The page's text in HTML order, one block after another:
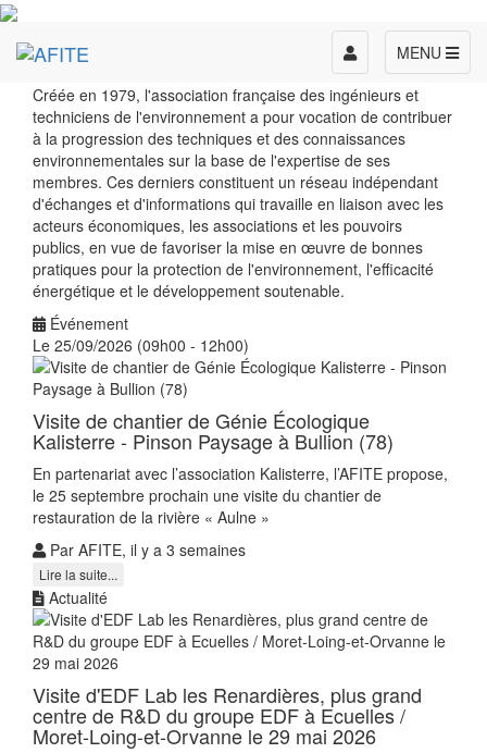
MENU
Toggle
navigation
Créée en 1979, l'association française des ingénieurs et
techniciens de l'environnement a pour vocation de contribuer
à la progression des techniques et des connaissances
environnementales sur la base de l'expertise de ses
membres. Ces derniers constituent un réseau indépendant
d'échanges et d'informations qui travaille en liaison avec les
acteurs économiques, les associations et les pouvoirs
publics, en vue de favoriser la mise en œuvre de bonnes
pratiques pour la protection de l'environnement, l'efficacité
énergétique et le développement soutenable.
Événement
Le 25/09/2026 (09h00 - 12h00)
Visite de chantier de Génie Écologique
Kalisterre - Pinson Paysage à Bullion (78)
En partenariat avec l’association Kalisterre, l’AFITE propose,
le 25 septembre prochain une visite du chantier de
restauration de la rivière « Aulne »
Par AFITE, il y a 3 semaines
Lire la suite...
Actualité
Visite d'EDF Lab les Renardières, plus grand
centre de R&D du groupe EDF à Ecuelles /
Moret-Loing-et-Orvanne le 29 mai 2026